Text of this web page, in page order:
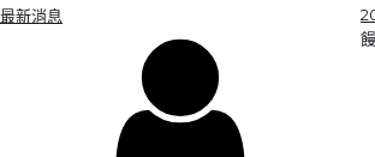
最新消息